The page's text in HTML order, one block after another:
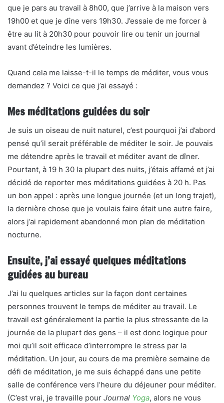
que je pars au travail à 8h00, que j’arrive à la maison vers
19h00 et que je dîne vers 19h30. J’essaie de me forcer à
être au lit à 20h30 pour pouvoir lire ou tenir un journal
avant d’éteindre les lumières.
Quand cela me laisse-t-il le temps de méditer, vous vous
demandez ? Voici ce que j’ai essayé :
Mes méditations guidées du soir
Je suis un oiseau de nuit naturel, c’est pourquoi j’ai d’abord
pensé qu’il serait préférable de méditer le soir. Je pouvais
me détendre après le travail et méditer avant de dîner.
Pourtant, à 19 h 30 la plupart des nuits, j’étais affamé et j’ai
décidé de reporter mes méditations guidées à 20 h. Pas
un bon appel : après une longue journée (et un long trajet),
la dernière chose que je voulais faire était une autre faire,
alors j’ai rapidement abandonné mon plan de méditation
nocturne.
Ensuite, j’ai essayé quelques méditations
guidées au bureau
J’ai lu quelques articles sur la façon dont certaines
personnes trouvent le temps de méditer au travail. Le
travail est généralement la partie la plus stressante de la
journée de la plupart des gens – il est donc logique pour
moi qu’il soit efficace d’interrompre le stress par la
méditation. Un jour, au cours de ma première semaine de
défi de méditation, je me suis échappé dans une petite
salle de conférence vers l’heure du déjeuner pour méditer.
(C’est vrai, je travaille pour Journal Yoga, alors ne vous